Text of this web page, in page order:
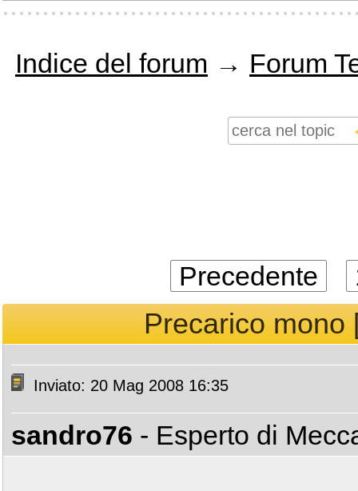
Indice del forum → Forum
Precedente
Precarico mono
Inviato: 20 Mag 2008 16:35
sandro76 - Esperto di